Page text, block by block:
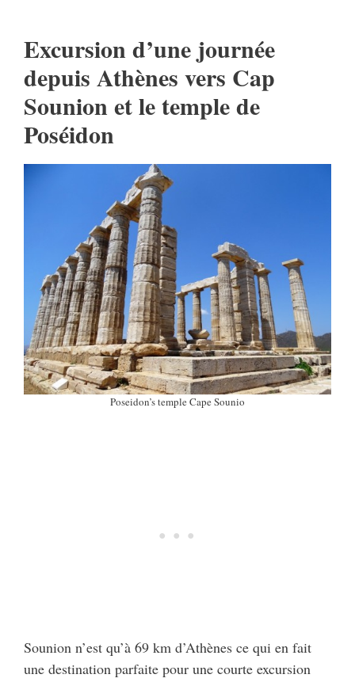
Excursion d’une journée
depuis Athènes vers Cap
Sounion et le temple de
Poséidon
Poseidon’s temple Cape Sounio
Sounion n’est qu’à 69 km d’Athènes ce qui en fait
une destination parfaite pour une courte excursion